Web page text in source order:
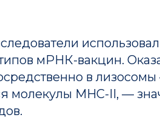
мРНК-вакцин.
в
молекулы MHC-II, —